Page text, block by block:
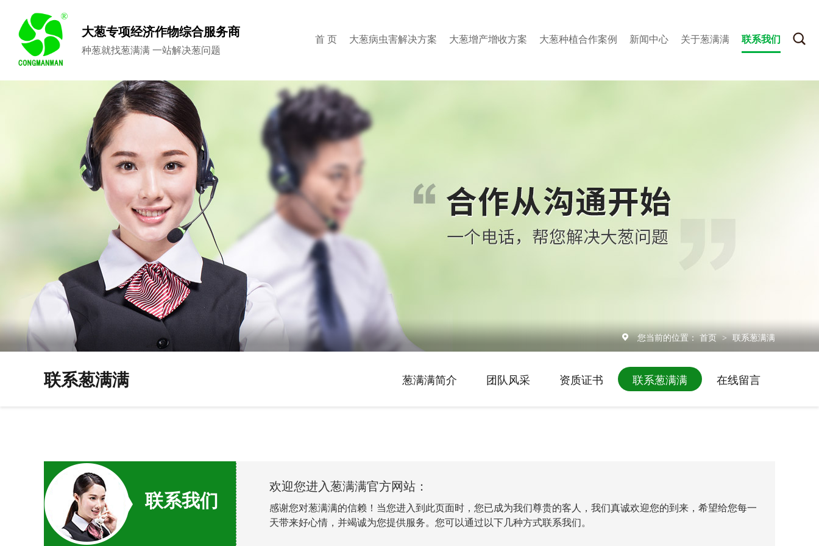
大葱专项经济作物综合服务商
种葱就找葱满满 一站解决葱问题
首 页 大葱病虫害解决方案 大葱增产增收方案 大葱种植合作案例 新闻中心 关于葱满满 联系我们
您当前的位置： 首页 > 联系葱满满
联系葱满满 葱满满简介 团队风采 资质证书 联系葱满满 在线留言
联系我们
欢迎您进入葱满满官方网站：
感谢您对葱满满的信赖！当您进入到此页面时，您已成为我们尊贵的客人，我们真诚欢迎您的到来，希望给您每一
天带来好心情，并竭诚为您提供服务。您可以通过以下几种方式联系我们。